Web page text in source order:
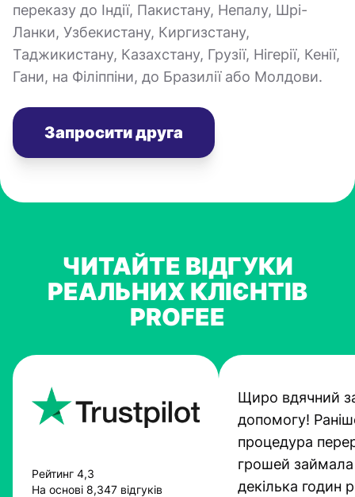
переказу до Індії, Пакистану, Непалу, Шрі-
Ланки, Узбекистану, Киргизстану,
Таджикистану, Казахстану, Грузії, Нігерії, Кенії,
Гани, на Філіппіни, до Бразилії або Молдови.
Запросити друга
ЧИТАЙТЕ ВІДГУКИ
РЕАЛЬНИХ КЛІЄНТІВ
PROFEE
Рейтинг 4,3
На основі 8,347 відгуків
Щиро вдячний
допомогу!
процедура
грошей займала
декілька годин